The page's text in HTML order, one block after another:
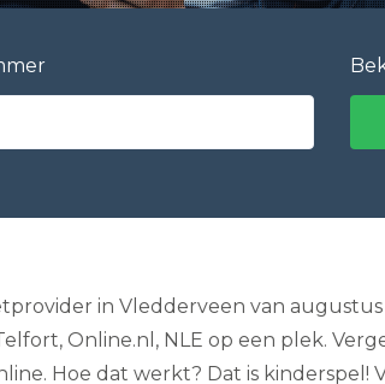
v
e
n
n
e
t
e
in Vledderveen van
Online.nl, NLE op een plek.
Hoe dat werkt? Dat is